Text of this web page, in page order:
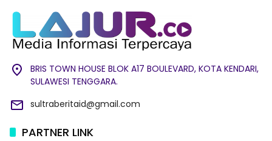
BRIS TOWN HOUSE BLOK A17 BOULEVARD, KOTA KENDARI,
SULAWESI TENGGARA.
sultraberitaid@gmail.com
PARTNER LINK